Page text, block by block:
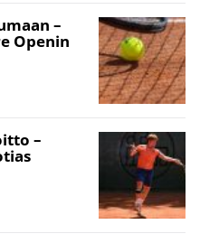
–
Openin
–